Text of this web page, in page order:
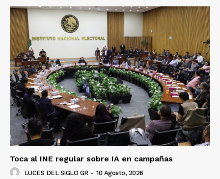
Toca al INE regular sobre IA en campañas
LUCES DEL SIGLO GR - 10 Agosto, 2026